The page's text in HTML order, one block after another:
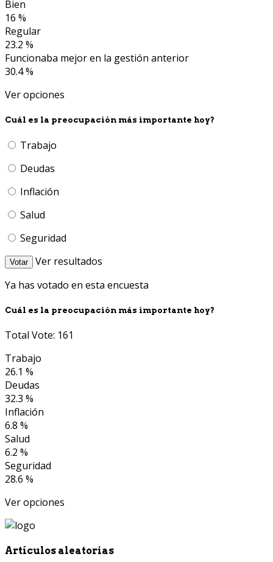
Bien
16 %
Regular
23.2 %
Funcionaba mejor en la gestión anterior
30.4 %
Ver opciones
Cuál es la preocupación más importante hoy?
Trabajo
Deudas
Inflación
Salud
Seguridad
Votar
Ver resultados
Ya has votado en esta encuesta
Cuál es la preocupación más importante hoy?
Total Vote: 161
Trabajo
26.1 %
Deudas
32.3 %
Inflación
6.8 %
Salud
6.2 %
Seguridad
28.6 %
Ver opciones
Artículos aleatorias